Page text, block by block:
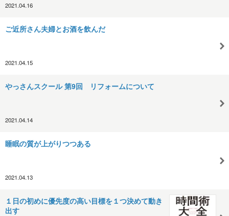
2021.04.16
ご近所さん夫婦とお酒を飲んだ
2021.04.15
やっさんスクール 第9回 リフォームについて
2021.04.14
睡眠の質が上がりつつある
2021.04.13
１日の初めに優先度の高い目標を１つ決めて動き
出す